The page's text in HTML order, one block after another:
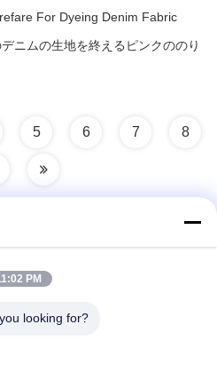
For Dyeing Denim Fabric
ニムの生地を終えるピンクののり
5 6 7 8
PM
looking for?